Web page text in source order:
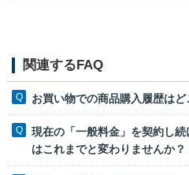
関連するFAQ
お買い物での商品購入履歴は
現在の「一般料金」を契約し続
はこれまでと変わりませんか？